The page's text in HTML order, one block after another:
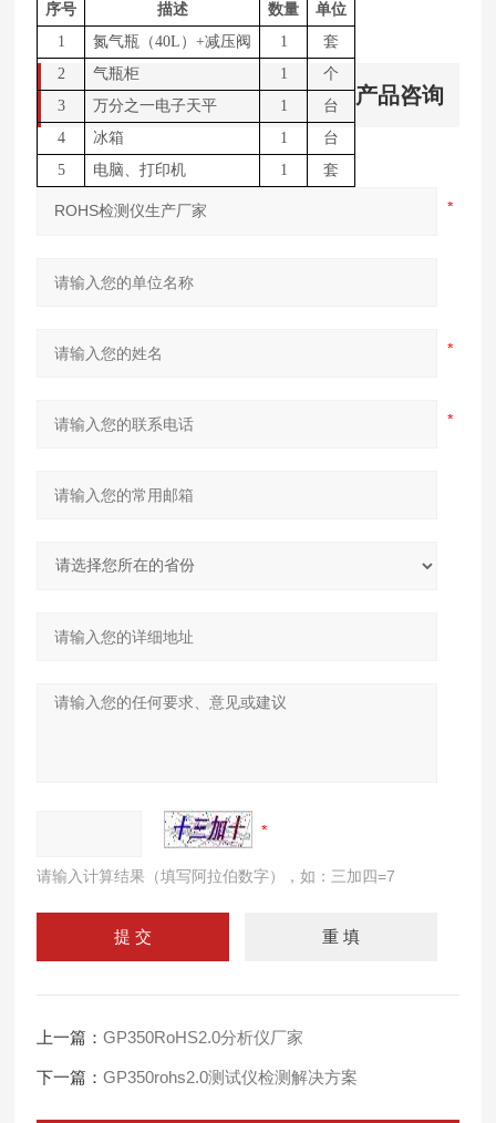
序号 描述 数量
单位
1
氮气瓶（40L ）+减压阀 1
套
2
气瓶柜 1
个
3
万分之一电子天平 1
台
4
冰箱 1
台
5
电脑、打印机 1 套
产品咨询
请输入计算结果（填写阿拉伯数字），如：三加四=7
上一篇：GP350RoHS2.0分析仪厂家
下一篇：GP350rohs2.0测试仪检测解决方案